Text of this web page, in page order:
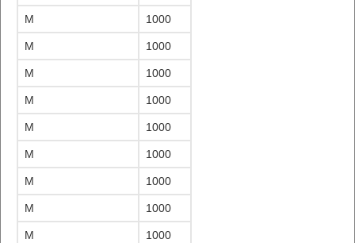
M 1000
M 1000
M 1000
M 1000
M 1000
M 1000
M 1000
M 1000
M 1000